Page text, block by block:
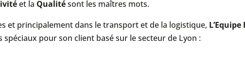
et la Qualitésont les maîtres mots.
et principalement dans le transport et de la logistique, L’Equipe
pour son client basé sur le secteur de Lyon :